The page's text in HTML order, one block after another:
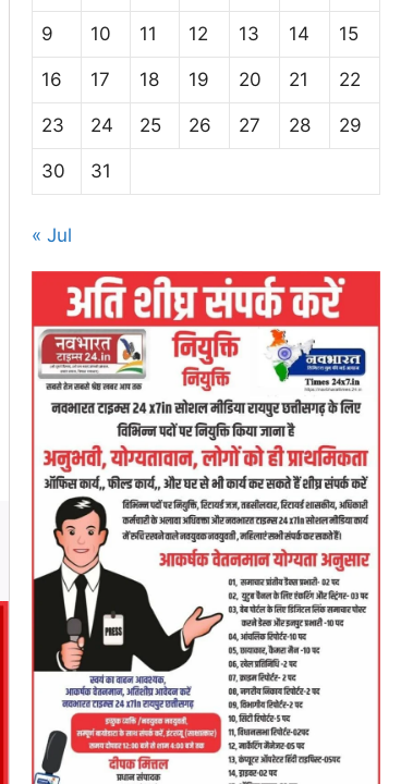
9 10 11 12 13 14 15
16 17 18 19 20 21 22
23 24 25 26 27 28 29
30 31
« Jul